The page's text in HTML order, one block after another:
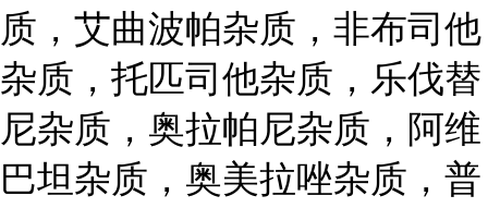
质，艾曲波帕杂质，非布司他
杂质，托匹司他杂质，乐伐替
尼杂质，奥拉帕尼杂质，阿维
巴坦杂质，奥美拉唑杂质，普